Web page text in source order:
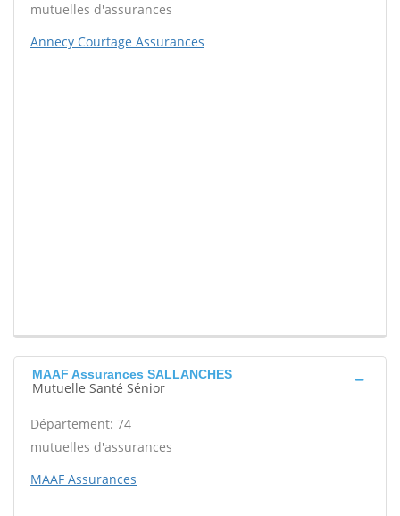
mutuelles d'assurances
Annecy Courtage Assurances
MAAF Assurances SALLANCHES
Mutuelle Santé Sénior
Département: 74
mutuelles d'assurances
MAAF Assurances